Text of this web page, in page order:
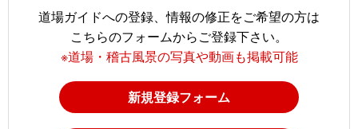
道場ガイドへの登録、情報の修正をご希望の方は
こちらのフォームからご登録下さい。
※道場・稽古風景の写真や動画も掲載可能
新規登録フォーム